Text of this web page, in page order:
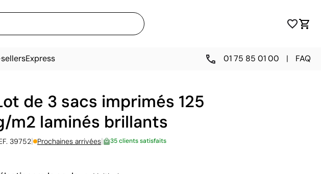
Express 01 75 85 01 00 | FAQ
de 3 sacs imprimés 125
m2 laminés brillants
39752| Prochaines arrivées| 35 clients satisfaits